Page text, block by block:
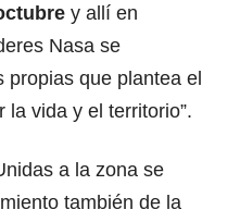
y allí en
Nasa se
propias que plantea el
la vida y el territorio”.
a la zona se
también de la